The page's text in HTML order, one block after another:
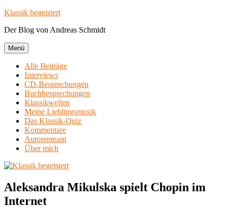
Zum
springen
Klassik begeistert
Der Blog von Andreas Schmidt
Menü
Alle Beiträge
Interviews
CD-Besprechungen
Buchbesprechungen
Klassikwelten
Meine Lieblingsmusik
Das Klassik-Quiz
Kommentare
Autorenteam
Über mich
Aleksandra Mikulska spielt Chopin im
Internet